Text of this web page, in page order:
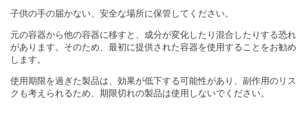
子供の手の届かない、安全な場所に保管してください。
元の容器から他の容器に移すと、成分が変化したり混合したりする恐れ
があります。そのため、最初に提供された容器を使用することをお勧め
します。
使用期限を過ぎた製品は、効果が低下する可能性があり、副作用のリス
クも考えられるため、期限切れの製品は使用しないでください。